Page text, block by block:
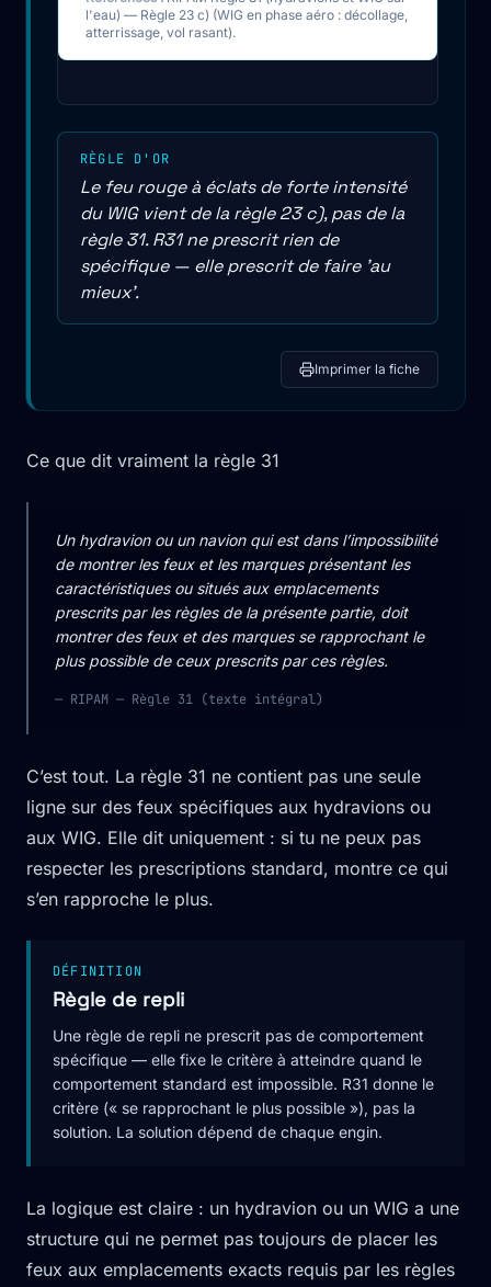
l'eau) — Règle 23 c) (WIG en phase aéro : décollage,
atterrissage, vol rasant).
RÈGLE D'OR
Le feu rouge à éclats de forte intensité
du WIG vient de la règle 23 c), pas de la
règle 31. R31 ne prescrit rien de
spécifique — elle prescrit de faire 'au
mieux'.
Imprimer la fiche
Ce que dit vraiment la règle 31
Un hydravion ou un navion qui est dans l’impossibilité
de montrer les feux et les marques présentant les
caractéristiques ou situés aux emplacements
prescrits par les règles de la présente partie, doit
montrer des feux et des marques se rapprochant le
plus possible de ceux prescrits par ces règles.
— RIPAM — Règle 31 (texte intégral)
C’est tout. La règle 31 ne contient pas une seule
ligne sur des feux spécifiques aux hydravions ou
aux WIG. Elle dit uniquement : si tu ne peux pas
respecter les prescriptions standard, montre ce qui
s’en rapproche le plus.
DÉFINITION
Règle de repli
Une règle de repli ne prescrit pas de comportement
spécifique — elle fixe le critère à atteindre quand le
comportement standard est impossible. R31 donne le
critère (« se rapprochant le plus possible »), pas la
solution. La solution dépend de chaque engin.
La logique est claire : un hydravion ou un WIG a une
structure qui ne permet pas toujours de placer les
feux aux emplacements exacts requis par les règles